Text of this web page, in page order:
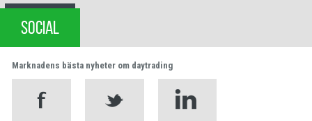
SOCIAL
Marknadens bästa nyheter om daytrading